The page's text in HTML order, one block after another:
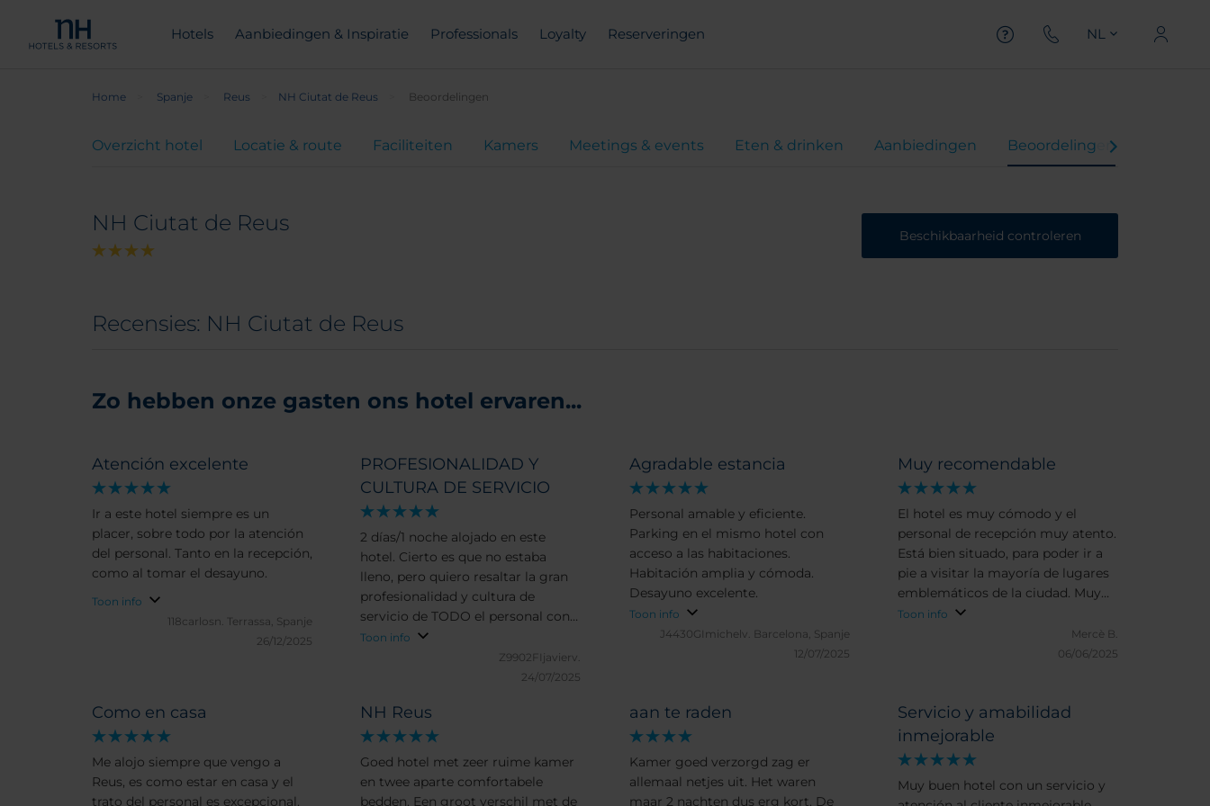
Hotels Aanbiedingen & Inspiratie Professionals Loyalty Reserveringen NL
Home Spanje Reus NH Ciutat de Reus Beoordelingen
Overzicht hotel Locatie & route Faciliteiten Kamers Meetings & events Eten & drinken Aanbiedingen Beoordelingen
NH Ciutat de Reus Beschikbaarheid controleren
Recensies: NH Ciutat de Reus
Zo hebben onze gasten ons hotel ervaren...
NH Reus
Goed hotel met zeer ruime kamer
en twee aparte comfortabele
bedden. Een groot verschil met de
aan te raden
Kamer goed verzorgd zag er
allemaal netjes uit. Het waren
maar 2 nachten dus erg kort. De
Servicio y amabilidad
inmejorable
Muy buen hotel con un servicio y
Atención excelente
Ir a este hotel siempre es un
placer, sobre todo por la atención
del personal. Tanto en la recepción,
como al tomar el desayuno.
Toon info
118carlosn. Terrassa, Spanje
26/12/2025
PROFESIONALIDAD Y
CULTURA DE SERVICIO
2 días/1 noche alojado en este
hotel. Cierto es que no estaba
lleno, pero quiero resaltar la gran
profesionalidad y cultura de
servicio de TODO el personal con
el que interactué Un 10! Cuidenlos!
Toon info
Z9902FIjavierv.
24/07/2025
Agradable estancia
Personal amable y eficiente.
Parking en el mismo hotel con
acceso a las habitaciones.
Habitación amplia y cómoda.
Desayuno excelente.
Toon info
J4430GImichelv. Barcelona, Spanje
12/07/2025
Muy recomendable
El hotel es muy cómodo y el
personal de recepción muy atento.
Está bien situado, para poder ir a
pie a visitar la mayoría de lugares
emblemáticos de la ciudad. Muy
recomendable.
Toon info
Mercè B.
06/06/2025
Como en casa
Me alojo siempre que vengo a
Reus, es como estar en casa y el
trato del personal es excepcional.